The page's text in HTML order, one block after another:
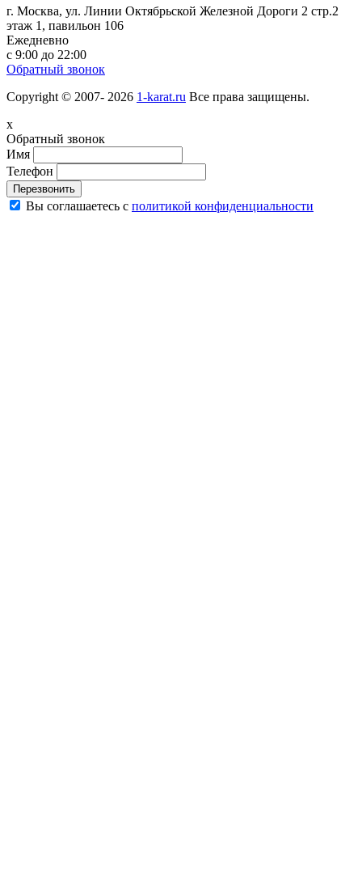
г. Москва, ул. Линии Октябрьской Железной Дороги 2 стр.2
этаж 1, павильон 106
Ежедневно
с 9:00 до 22:00
Обратный звонок
Copyright © 2007- 2026 1-karat.ru Все права защищены.
x
Обратный звонок
Имя
Телефон
Перезвонить
Вы соглашаетесь с политикой конфиденциальности